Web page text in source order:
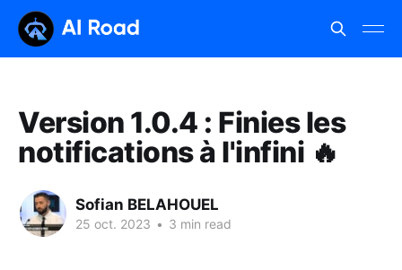
Version 1.0.4 : Finies les
notifications à l'infini 🔥
Sofian BELAHOUEL
25 oct. 2023 • 3 min read